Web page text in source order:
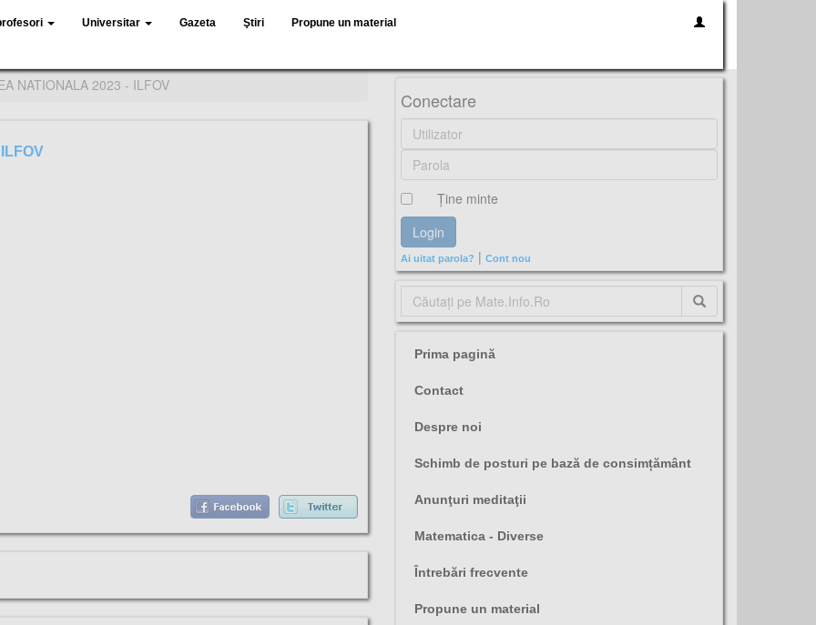
Universitar Gazeta Ştiri Propune un material
NATIONALA 2023 - ILFOV
Conectare
Ţine minte
Ai uitat parola? | Cont nou
Prima pagină
Contact
Despre noi
Schimb de posturi pe bază de consimțământ
Anunţuri meditaţii
Matematica - Diverse
Întrebări frecvente
Propune un material